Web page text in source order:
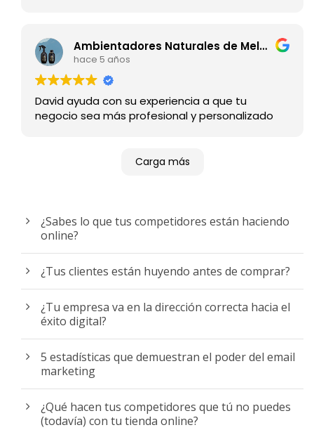
Ambientadores Naturales de Melaza
hace 5 años
David ayuda con su experiencia a que tu
negocio sea más profesional y personalizado
Carga más
¿Sabes lo que tus competidores están haciendo
online?
¿Tus clientes están huyendo antes de comprar?
¿Tu empresa va en la dirección correcta hacia el
éxito digital?
5 estadísticas que demuestran el poder del email
marketing
¿Qué hacen tus competidores que tú no puedes
(todavía) con tu tienda online?